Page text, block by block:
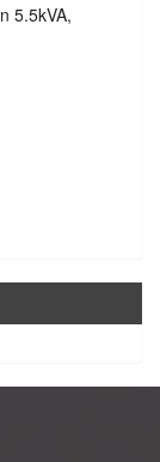
5.5kVA,